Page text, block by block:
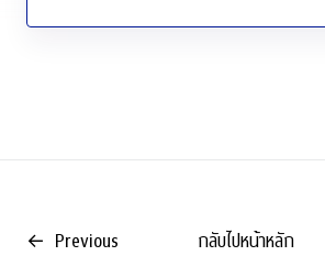
← Previous กลับไปหน้าหลัก